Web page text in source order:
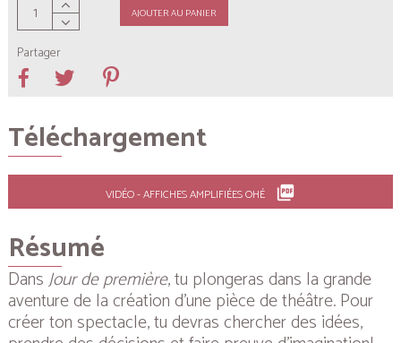
AJOUTER AU PANIER
Partager
Téléchargement
VIDÉO - AFFICHES AMPLIFIÉES OHÉ picture_as_pdf
Résumé
DansJour de première, tu plongeras dans la grande
aventure de la création d’une pièce de théâtre. Pour
créer ton spectacle, tu devras chercher des idées,